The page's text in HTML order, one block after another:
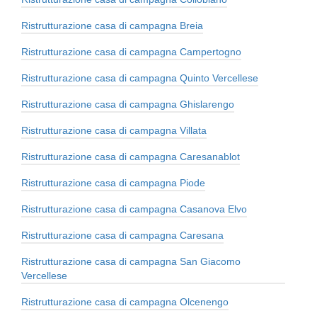
Ristrutturazione casa di campagna Breia
Ristrutturazione casa di campagna Campertogno
Ristrutturazione casa di campagna Quinto Vercellese
Ristrutturazione casa di campagna Ghislarengo
Ristrutturazione casa di campagna Villata
Ristrutturazione casa di campagna Caresanablot
Ristrutturazione casa di campagna Piode
Ristrutturazione casa di campagna Casanova Elvo
Ristrutturazione casa di campagna Caresana
Ristrutturazione casa di campagna San Giacomo
Vercellese
Ristrutturazione casa di campagna Olcenengo